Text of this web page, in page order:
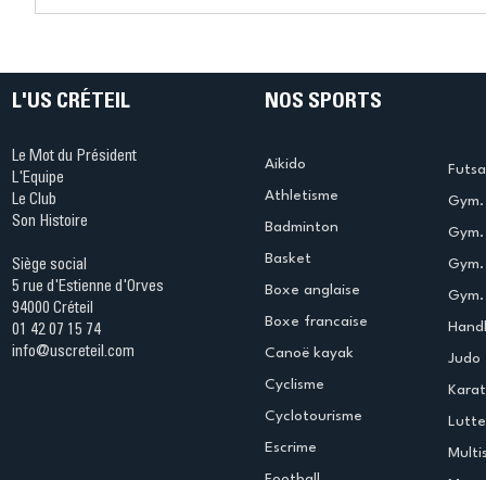
L'US CRÉTEIL
Le Mot du Président
L'Equipe
Le Club
Son Histoire
Siège social
5 rue d'Estienne d'Orves
94000 Créteil
01 42 07 15 74
info@uscreteil.com
NOS SPORTS
Aikido
Athletisme
Badminton
Basket
Boxe anglaise
Boxe francaise
Canoë kayak
Cyclisme
Cyclotourisme
Escrime
Judo
Lutte